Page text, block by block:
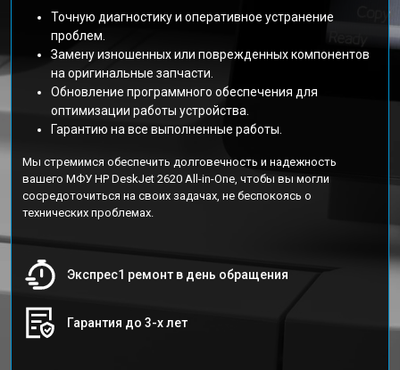
Точную диагностику и оперативное устранение
проблем.
Замену изношенных или поврежденных компонентов
на оригинальные запчасти.
Обновление программного обеспечения для
оптимизации работы устройства.
Гарантию на все выполненные работы.
Мы стремимся обеспечить долговечность и надежность
вашего МФУ HP DeskJet 2620 All-in-One, чтобы вы могли
сосредоточиться на своих задачах, не беспокоясь о
технических проблемах.
Экспрес1 ремонт в день обращения
Гарантия до 3-х лет